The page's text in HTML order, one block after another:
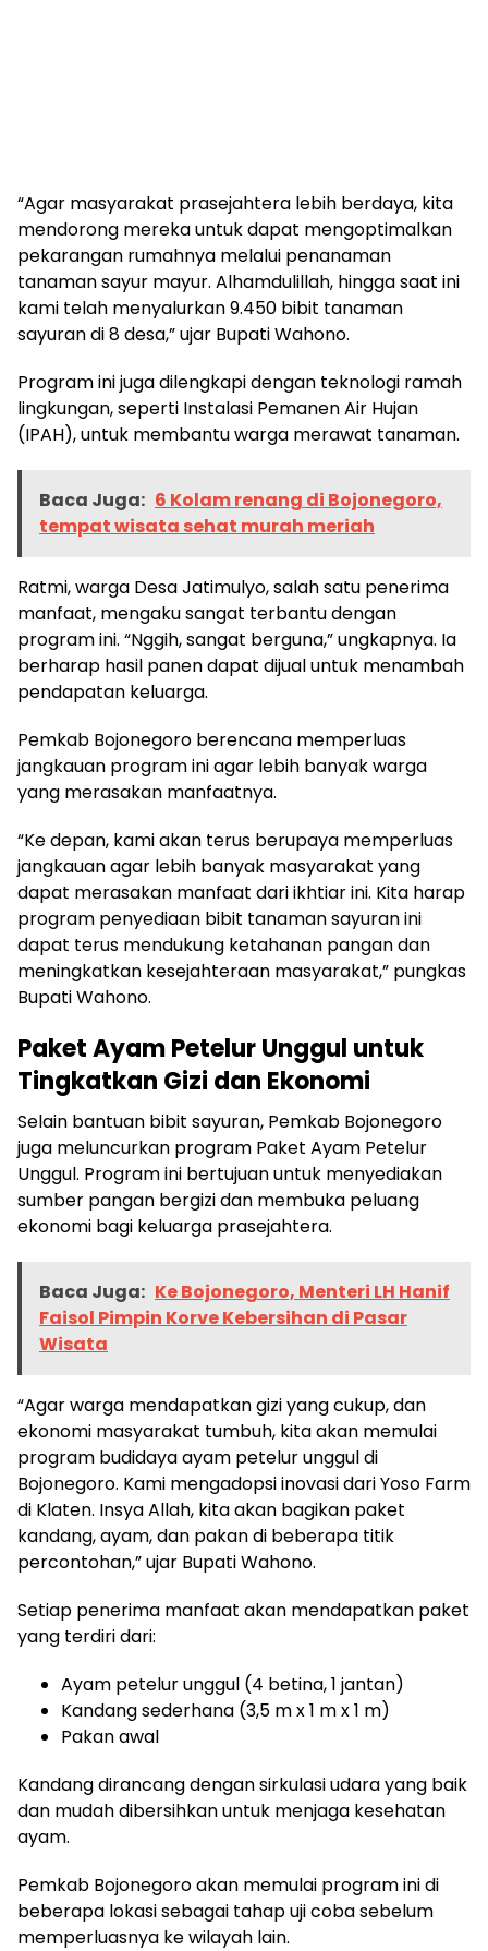
“Agar masyarakat prasejahtera lebih berdaya, kita
mendorong mereka untuk dapat mengoptimalkan
pekarangan rumahnya melalui penanaman
tanaman sayur mayur. Alhamdulillah, hingga saat ini
kami telah menyalurkan 9.450 bibit tanaman
sayuran di 8 desa,” ujar Bupati Wahono.
Program ini juga dilengkapi dengan teknologi ramah
lingkungan, seperti Instalasi Pemanen Air Hujan
(IPAH), untuk membantu warga merawat tanaman.
Baca Juga: 6 Kolam renang di Bojonegoro,
tempat wisata sehat murah meriah
Ratmi, warga Desa Jatimulyo, salah satu penerima
manfaat, mengaku sangat terbantu dengan
program ini. “Nggih, sangat berguna,” ungkapnya. Ia
berharap hasil panen dapat dijual untuk menambah
pendapatan keluarga.
Pemkab Bojonegoro berencana memperluas
jangkauan program ini agar lebih banyak warga
yang merasakan manfaatnya.
“Ke depan, kami akan terus berupaya memperluas
jangkauan agar lebih banyak masyarakat yang
dapat merasakan manfaat dari ikhtiar ini. Kita harap
program penyediaan bibit tanaman sayuran ini
dapat terus mendukung ketahanan pangan dan
meningkatkan kesejahteraan masyarakat,” pungkas
Bupati Wahono.
Paket Ayam Petelur Unggul untuk
Tingkatkan Gizi dan Ekonomi
Selain bantuan bibit sayuran, Pemkab Bojonegoro
juga meluncurkan program Paket Ayam Petelur
Unggul. Program ini bertujuan untuk menyediakan
sumber pangan bergizi dan membuka peluang
ekonomi bagi keluarga prasejahtera.
Baca Juga: Ke Bojonegoro, Menteri LH Hanif
Faisol Pimpin Korve Kebersihan di Pasar
Wisata
“Agar warga mendapatkan gizi yang cukup, dan
ekonomi masyarakat tumbuh, kita akan memulai
program budidaya ayam petelur unggul di
Bojonegoro. Kami mengadopsi inovasi dari Yoso Farm
di Klaten. Insya Allah, kita akan bagikan paket
kandang, ayam, dan pakan di beberapa titik
percontohan,” ujar Bupati Wahono.
Setiap penerima manfaat akan mendapatkan paket
yang terdiri dari:
Ayam petelur unggul (4 betina, 1 jantan)
Kandang sederhana (3,5 m x 1 m x 1 m)
Pakan awal
Kandang dirancang dengan sirkulasi udara yang baik
dan mudah dibersihkan untuk menjaga kesehatan
ayam.
Pemkab Bojonegoro akan memulai program ini di
beberapa lokasi sebagai tahap uji coba sebelum
memperluasnya ke wilayah lain.